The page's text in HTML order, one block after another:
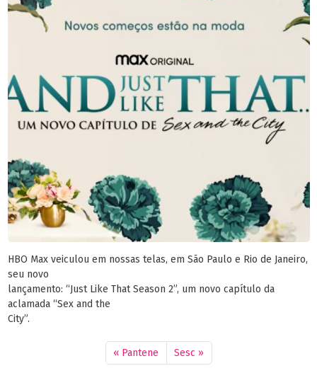
HBO Max veiculou em nossas telas, em São Paulo e Rio de Janeiro,
seu novo
lançamento: “Just Like That Season 2”, um novo capítulo da
aclamada “Sex and the
City”.
Pantene Sesc